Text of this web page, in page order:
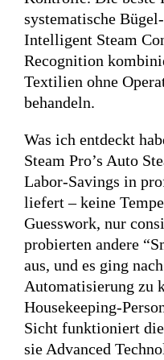
systematische
Intelligent Steam
Recognition
Textilien ohne
behandeln.
Was ich entdeckt
Steam Pro’s Auto
Labor-Savings in
liefert – keine
Guesswork, nur
probierten andere
aus, und es ging
Automatisierung zu
Housekeeping-
Sicht funktioniert
sie Advanced